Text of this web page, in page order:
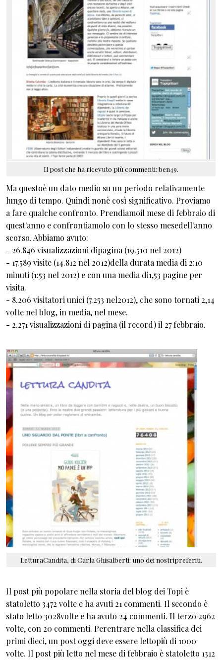
Il post che ha ricevuto più commenti: ben49.
Ma questoè un dato medio su un periodo relativamente
lungo di tempo. Quindi nonè così significativo. Proviamo
a fare qualche confronto. Prendiamoil mese di febbraio di
quest'anno e confrontiamolo con lo stesso mesedell'anno
scorso. Abbiamo avuto:
- 26.846 visualizzazioni dipagina (19.510 nel 2012)
- 17.589 visite (14.812 nel 2012)della durata media di 2:10
minuti (1:53 nel 2012) e con una media di1,53 pagine per
visita.
- 8.206 visitatori unici (7.253 nel2012), che sono tornati 2,14
volte nel blog, in media, nel mese.
- 2.271 visualizzazioni di pagina (il record) il 27 febbraio.
LetturaCandita, di Carla Ghisalberti: uno dei nostripreferiti.
Il post più popolare nella storia del blog dei Topi è
statoletto 3472 volte e ha avuti 21 commenti. Il secondo è
stato letto 3028volte e ha avuto 24 commenti. Il terzo 2962
volte, con 20 commenti. Perentrare nella classifica dei
primi dieci, un post oggi deve essere lettopiù di 1000
volte. Il post più letto nel mese di febbraio è statoletto 1312